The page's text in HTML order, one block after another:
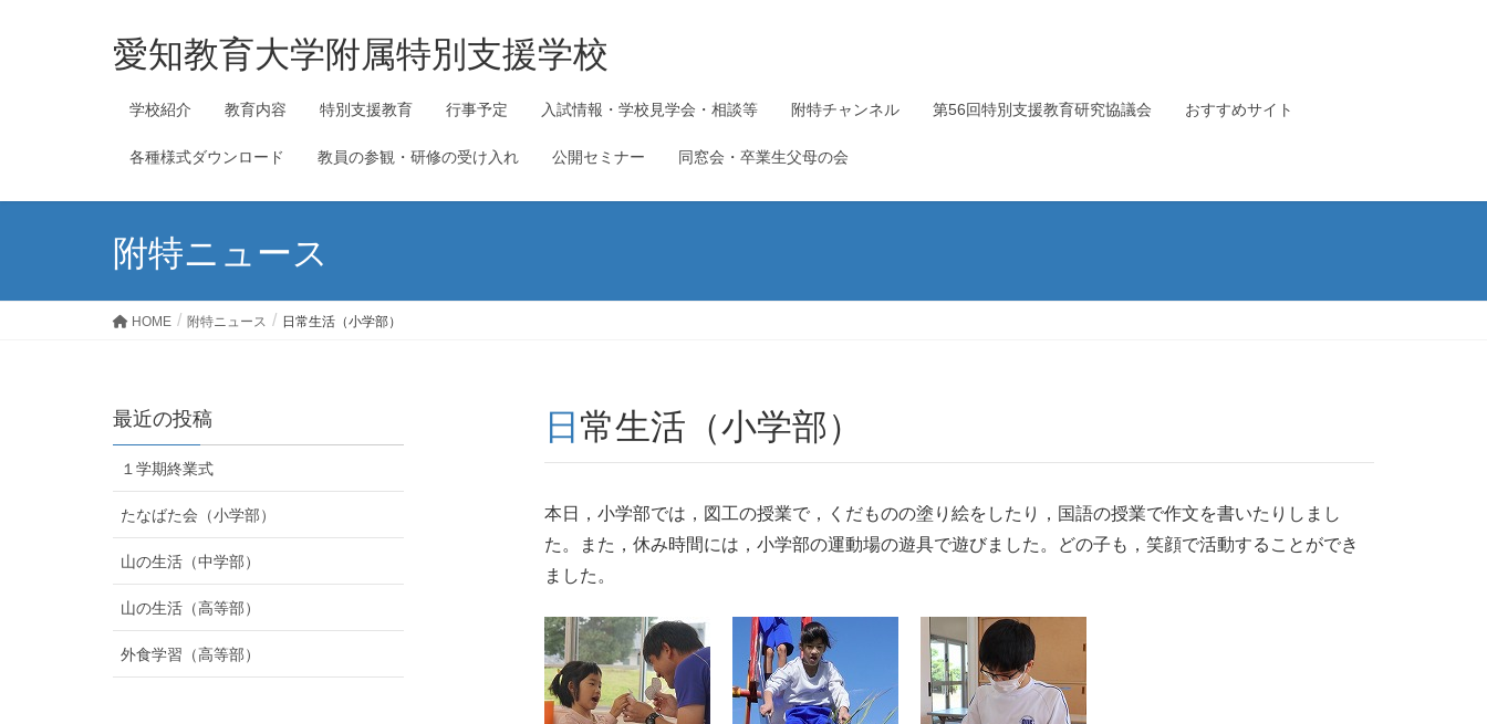
愛知教育大学附属特別支援学校
学校紹介 教育内容 特別支援教育 行事予定 入試情報・学校見学会・相談等 附特チャンネル 第56回特別支援教育研究協議会 おすすめサイト
各種様式ダウンロード 教員の参観・研修の受け入れ 公開セミナー 同窓会・卒業生父母の会
附特ニュース
HOME 附特ニュース 日常生活（小学部）
日常生活（小学部）
本日，小学部では，図工の授業で，くだものの塗り絵をしたり，国語の授業で作文を書いたりしまし
た。また，休み時間には，小学部の運動場の遊具で遊びました。どの子も，笑顔で活動することができ
ました。
最近の投稿
１学期終業式
たなばた会（小学部）
山の生活（中学部）
山の生活（高等部）
外食学習（高等部）